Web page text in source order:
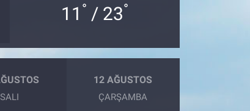
11 ° / 23°
SALI
12 AĞUSTOS
ÇARŞAMBA